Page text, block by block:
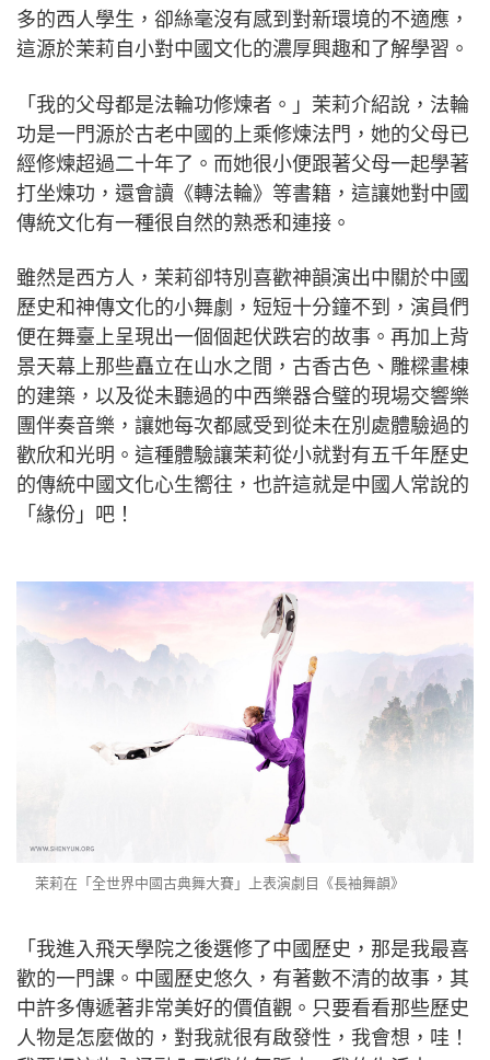
多的西人學生，卻絲毫沒有感到對新環境的不適應，
這源於茉莉自小對中國文化的濃厚興趣和了解學習。
「我的父母都是法輪功修煉者。」茉莉介紹說，法輪
功是一門源於古老中國的上乘修煉法門，她的父母已
經修煉超過二十年了。而她很小便跟著父母一起學著
打坐煉功，還會讀《轉法輪》等書籍，這讓她對中國
傳統文化有一種很自然的熟悉和連接。
雖然是西方人，茉莉卻特別喜歡神韻演出中關於中國
歷史和神傳文化的小舞劇，短短十分鐘不到，演員們
便在舞臺上呈現出一個個起伏跌宕的故事。再加上背
景天幕上那些矗立在山水之間，古香古色、雕樑畫棟
的建築，以及從未聽過的中西樂器合璧的現場交響樂
團伴奏音樂，讓她每次都感受到從未在別處體驗過的
歡欣和光明。這種體驗讓茉莉從小就對有五千年歷史
的傳統中國文化心生嚮往，也許這就是中國人常說的
「緣份」吧！
茉莉在「全世界中國古典舞大賽」上表演劇目《長袖舞韻》
「我進入飛天學院之後選修了中國歷史，那是我最喜
歡的一門課。中國歷史悠久，有著數不清的故事，其
中許多傳遞著非常美好的價值觀。只要看看那些歷史
人物是怎麼做的，對我就很有啟發性，我會想，哇！